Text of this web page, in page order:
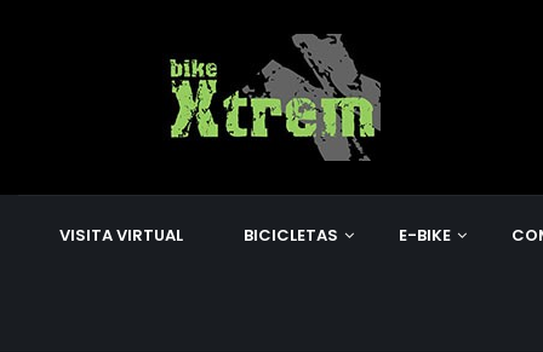
VISITA VIRTUAL BICICLETAS E-BIKE